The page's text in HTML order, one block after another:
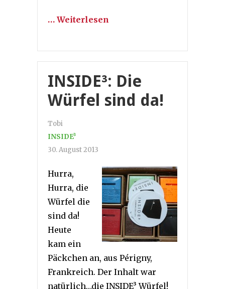
… Weiterlesen
INSIDE³: Die
Würfel sind da!
Tobi
INSIDE³
30. August 2013
Hurra,
Hurra, die
Würfel die
sind da!
Heute
kam ein
Päckchen an, aus Périgny,
Frankreich. Der Inhalt war
natürlich…die INSIDE³ Würfel!